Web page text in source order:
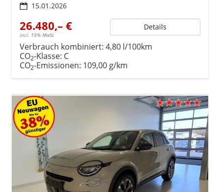
15.01.2026
26.480,– €
incl. 19% MwSt.
Details
Verbrauch kombiniert: 4,80 l/100km
CO2-Klasse: C
CO2-Emissionen: 109,00 g/km